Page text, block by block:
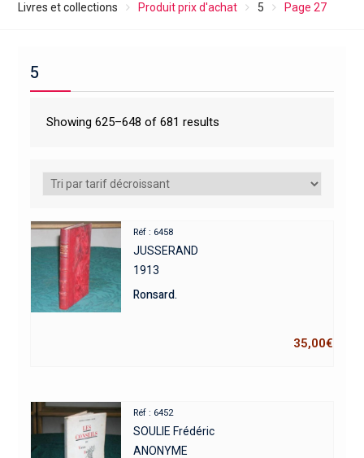
Livres et collections Produit prix d'achat 5 Page 27
5
Showing 625–648 of 681 results
Réf : 6458
JUSSERAND
1913
Ronsard.
35,00€
Réf : 6452
SOULIE Frédéric
ANONYME